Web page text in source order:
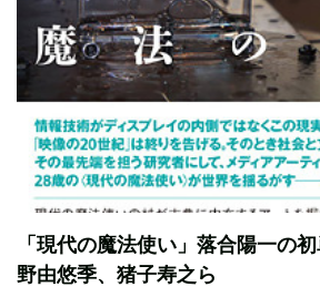
「現代の魔法使い」落合陽一の
野由悠季、猪子寿之ら